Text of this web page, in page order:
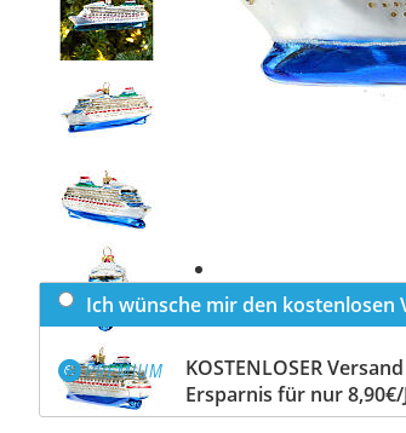
Previous
slide
Next
Ich wünsche mir den kostenlosen
KOSTENLOSER
Ersparnis für nur 8,90€/